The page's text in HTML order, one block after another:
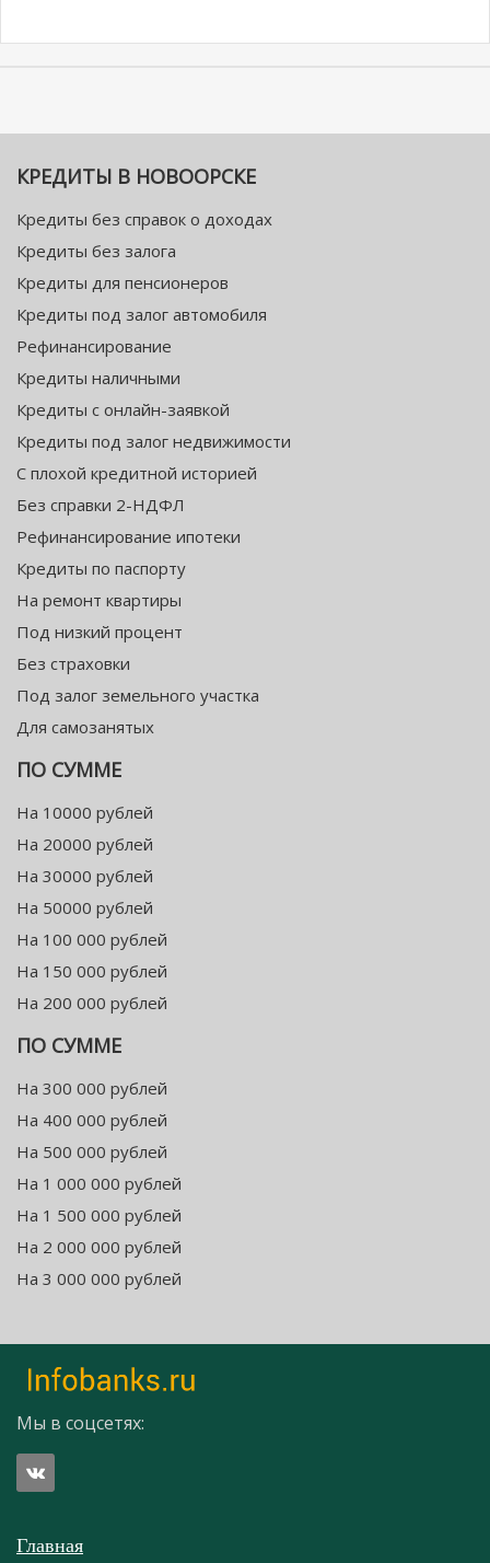
КРЕДИТЫ В НОВООРСКЕ
Кредиты без справок о доходах
Кредиты без залога
Кредиты для пенсионеров
Кредиты под залог автомобиля
Рефинансирование
Кредиты наличными
Кредиты с онлайн-заявкой
Кредиты под залог недвижимости
С плохой кредитной историей
Без справки 2-НДФЛ
Рефинансирование ипотеки
Кредиты по паспорту
На ремонт квартиры
Под низкий процент
Без страховки
Под залог земельного участка
Для самозанятых
ПО СУММЕ
На 10000 рублей
На 20000 рублей
На 30000 рублей
На 50000 рублей
На 100 000 рублей
На 150 000 рублей
На 200 000 рублей
ПО СУММЕ
На 300 000 рублей
На 400 000 рублей
На 500 000 рублей
На 1 000 000 рублей
На 1 500 000 рублей
На 2 000 000 рублей
На 3 000 000 рублей
Мы в соцсетях:
Главная